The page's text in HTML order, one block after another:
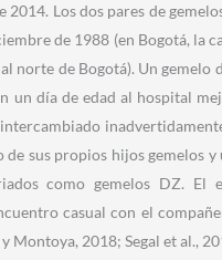
2014. Los dos pares de
de 1988 (en Bogotá, la
norte de Bogotá). Un gemelo
un día de edad al hospital
sus propios hijos gemelos
como gemelos DZ. El
casual con el
Montoya, 2018; Segal et al.,